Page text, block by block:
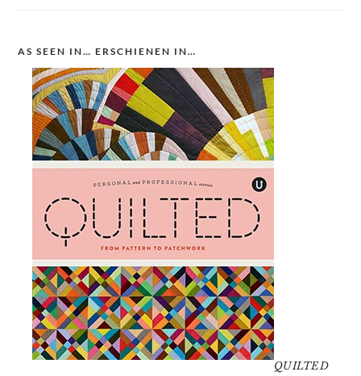
AS SEEN IN… ERSCHIENEN IN…
QUILTED